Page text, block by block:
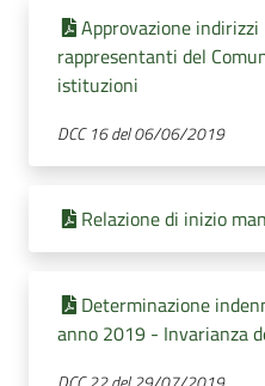
Approvazione
rappresentanti del
istituzioni
DCC 16 del 06/06/2019
Relazione di inizio
Determinazione
anno 2019 - Invarianza